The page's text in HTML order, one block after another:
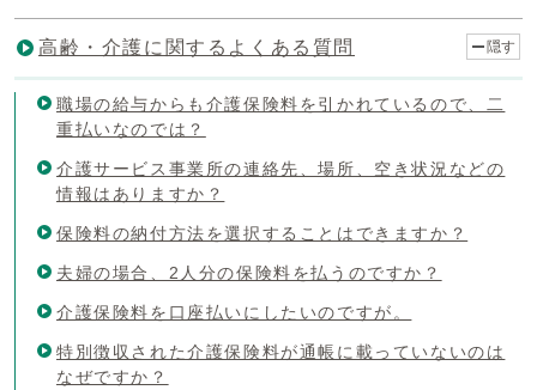
高齢・介護に関するよくある質問 隠す
職場の給与からも介護保険料を引かれているので、二
重払いなのでは？
介護サービス事業所の連絡先、場所、空き状況などの
情報はありますか？
保険料の納付方法を選択することはできますか？
夫婦の場合、2人分の保険料を払うのですか？
介護保険料を口座払いにしたいのですが。
特別徴収された介護保険料が通帳に載っていないのは
なぜですか？